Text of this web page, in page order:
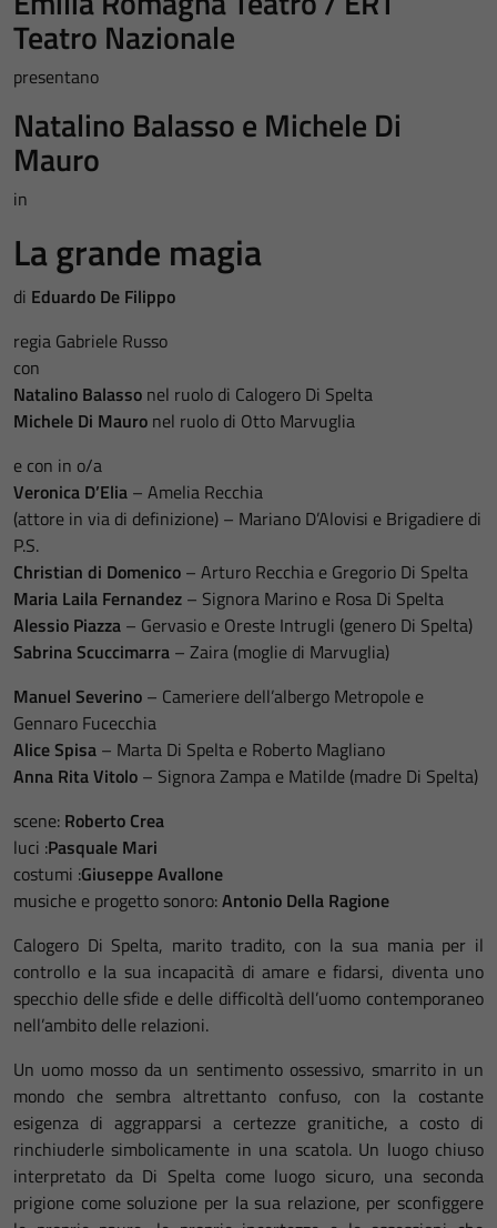
Teatro Nazionale
presentano
Natalino Balasso e Michele Di
Mauro
in
La grande magia
di Eduardo De Filippo
regia Gabriele Russo
con
Natalino Balasso nel ruolo di Calogero Di Spelta
Michele Di Mauro nel ruolo di Otto Marvuglia
e con in o/a
Veronica D’Elia – Amelia Recchia
(attore in via di definizione) – Mariano D’Alovisi e Brigadiere di
P.S.
Christian di Domenico – Arturo Recchia e Gregorio Di Spelta
Maria Laila Fernandez – Signora Marino e Rosa Di Spelta
Alessio Piazza – Gervasio e Oreste Intrugli (genero Di Spelta)
Sabrina Scuccimarra – Zaira (moglie di Marvuglia)
Manuel Severino – Cameriere dell’albergo Metropole e
Gennaro Fucecchia
AliceSpisa – Marta Di Spelta e Roberto Magliano
Anna RitaVitolo – Signora Zampa e Matilde (madre Di Spelta)
scene: Roberto Crea
luci :Pasquale Mari
costumi :GiuseppeAvallone
musiche e progetto sonoro:Antonio Della Ragione
Calogero Di Spelta, marito tradito, con la sua mania per il
controllo e la sua incapacità di amare e fidarsi, diventa uno
specchio delle sfide e delle difficoltà dell’uomo contemporaneo
nell’ambito delle relazioni.
Un uomo mosso da un sentimento ossessivo, smarrito in un
mondo che sembra altrettanto confuso, con la costante
esigenza di aggrapparsi a certezze granitiche, a costo di
rinchiuderle simbolicamente in una scatola. Un luogo chiuso
interpretato da Di Spelta come luogo sicuro, una seconda
prigione come soluzione per la sua relazione, per sconfiggere